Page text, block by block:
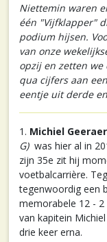
Niettemin waren
één "Vijfklapper"
podium hijsen.
van onze
opzij en zetten
qua cijfers aan
eentje uit derde
1. Michiel
G)was hier al in
zijn 35e zit hij
voetbalcarrière.
tegenwoordig een
memorabele 12 -
van kapitein
drie keer erna.